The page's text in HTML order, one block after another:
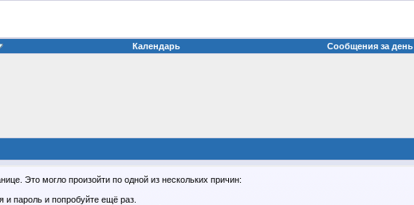
Календарь Сообщения за день
Это могло произойти по одной из нескольких причин:
пароль и попробуйте ещё раз.